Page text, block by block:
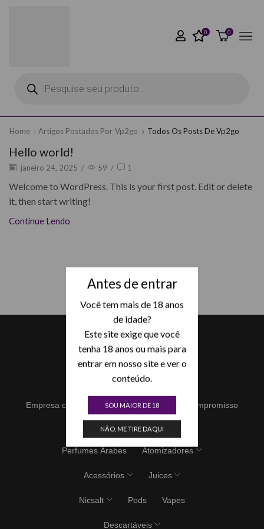
Antes de entrar
Você tem mais de 18 anos
de idade?
Este site exige que você
tenha 18 anos ou mais para
entrar em nosso site e ver o
conteúdo.
SOU MAIOR DE 18
NÃO, ME TIRE DAQUI
0 0
Home Artigos Postados Por Vp2go Todos Os Posts De Vp2go
Hello world!
janeiro 24, 2025 / 59 / 1
Welcome to WordPress. This is your first post. Edit or delete
it, then start writing!
Continue Lendo
Empresa com vasta experiência no setor e compromisso
com a qualidade e inovação,
Produtos
Perfumes Árabes Atomizadores
Acessórios Juices
Nicsalt Pods Vapes
Descartáveis